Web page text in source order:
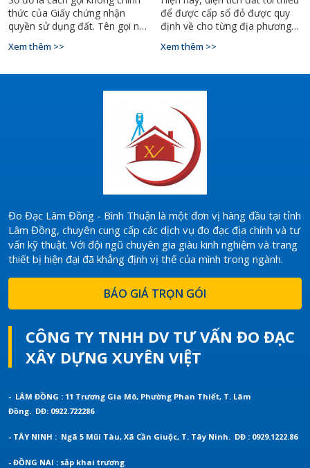
thức của Giấy chứng nhận
quyền sử dụng đất. Tên gọi này
của bìa giấy. Sổ đỏ được cấp
hợp pháp của người sở hữu với
đất nông nghiệp, đất ở, đất
giấy này được Bộ Tài nguyên
và Môi trường ban hành trước
Xem thêm >>
để được cấp sổ đỏ được quy
định về cho từng địa phương
điều kiện phát triển kinh tế,
sử dụng đất của địa phương
đó.
Xem thêm >>
Đo Đạc Lâm Đồng - Bình Thuận là một đơn vị hàng đầu tại tỉnh
Lâm Đồng, chuyên cung cấp các dịch vụ đo đạc địa chính và tư
vấn kỹ thuật. Với đội ngũ chuyên gia giàu kinh nghiệm và trang
thiết bị hiện đại đã khẳng định vị thế của mình trong ngành.
BÁO GIÁ TRỌN GÓI
CÔNG TY TNHH DV TƯ VẤN ĐO ĐẠC
XÂY DỰNG XUYÊN VIỆT
- LÂM ĐỒNG : 11 Trương Gia Mô, Phường Phan Thiết, T. Lâm
Đồng. DĐ: 0922.722286
- TÂY NINH : Ngã 5 Mũi Tàu, Xã Cần Giuộc, T. Tây Ninh. DĐ : 0929.1222.86
- ĐỒNG NAI : sắp khai trương